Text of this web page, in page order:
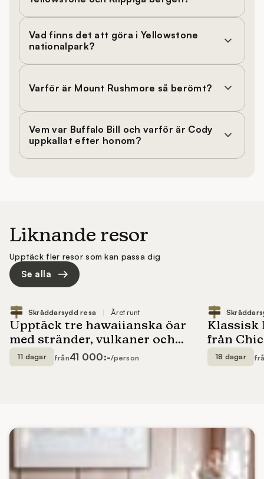
Vad finns det att göra i Yellowstone
nationalpark?
Varför är Mount Rushmore så berömt?
Vem var Buffalo Bill och varför är Cody
uppkallat efter honom?
Liknande resor
Upptäck fler resor som kan passa dig
Se alla
11 dagar från41 000:-/person 18 dagar